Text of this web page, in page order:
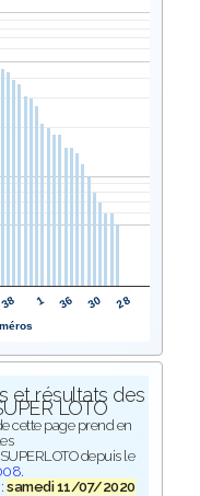
38 1 36 30 28
et résultats des
LOTO
cette page prend en
depuis le
.
:samedi 11/07/2020